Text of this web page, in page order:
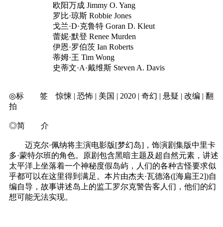
欧阳万成 Jimmy O. Yang
罗比·琼斯 Robbie Jones
戈兰·D·克鲁特 Goran D. Kleut
蕾妮·默登 Renee Murden
伊恩·罗伯茨 Ian Roberts
蒂姆·王 Tim Wong
史蒂文·A·戴维斯 Steven A. Davis
◎标 签 惊悚 | 恐怖 | 美国 | 2020 | 奇幻 | 悬疑 | 改编 | 翻
拍
◎简 介
迈克尔·佩纳将主演电影版[梦幻岛]，饰演剧集版中里卡
多·蒙特尔班的角色。原剧包含黑暗主题及超自然元素，讲述
太平洋上坐落着一个神秘度假岛屿，人们的各种古怪要求似
乎都可以在这里得到满足。本片由杰夫·瓦德洛([海扁王2])自
编自导，故事讲述岛上的监工罗尔克警告客人们，他们的幻
想可能无法实现。